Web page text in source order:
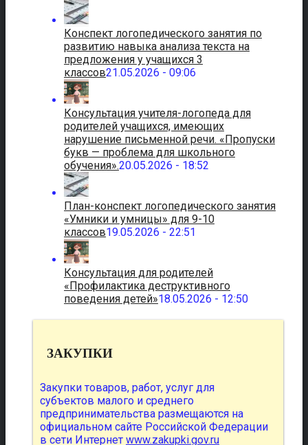
Конспект логопедического занятия по
развитию навыка анализа текста на
предложения у учащихся 3
классов21.05.2026 - 09:06
Консультация учителя-логопеда для
родителей учащихся, имеющих
нарушение письменной речи. «Пропуски
букв — проблема для школьного
обучения».20.05.2026 - 18:52
План-конспект логопедического занятия
«Умники и умницы» для 9-10
классов19.05.2026 - 22:51
Консультация для родителей
«Профилактика деструктивного
поведения детей»18.05.2026 - 12:50
ЗАКУПКИ
Закупки товаров, работ, услуг для
субъектов малого и среднего
предпринимательства размещаются на
официальном сайте Российской Федерации
в сети Интернет www.zakupki.gov.ru